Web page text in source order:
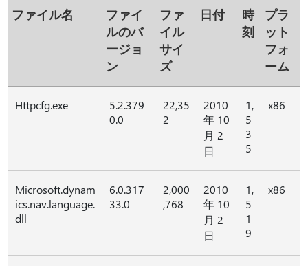
ファイル名
ファイ
ルのバ
ージョ
ン
ファ
イル
サイ
ズ
日付
時
刻
プラ
ット
フォ
ーム
Httpcfg.exe
5.2.379
0.0
22,35
2
2010
年 10
月 2
日
1,
5
3
5
x86
Microsoft.dynam
ics.nav.language.
dll
6.0.317
33.0
2,000
,768
2010
年 10
月 2
日
1,
5
1
9
x86